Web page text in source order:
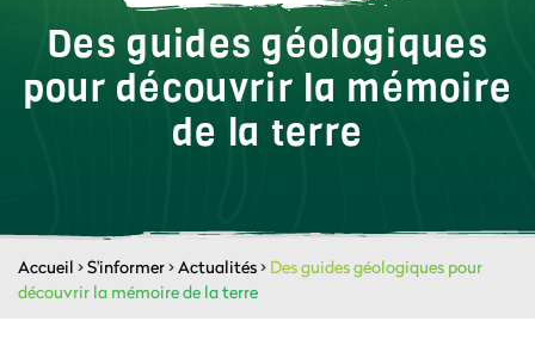
Des guides géologiques
pour découvrir la mémoire
de la terre
Accueil >S'informer>Actualités> Des guides géologiques pour
découvrir la mémoire de la terre